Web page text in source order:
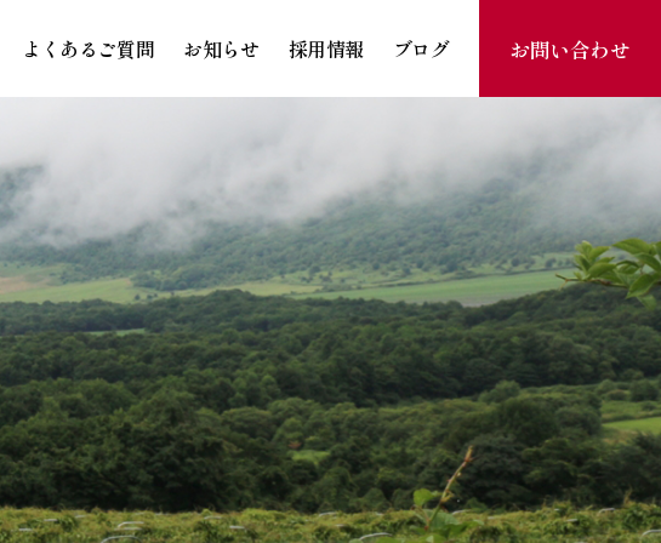
よくあるご質問 お知らせ 採用情報 ブログ お問い合わせ